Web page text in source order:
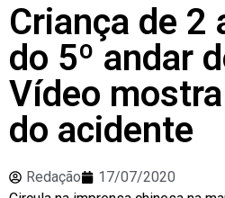
Criança de 2
do 5º andar
Vídeo
do acidente
Redação
17/07/2020